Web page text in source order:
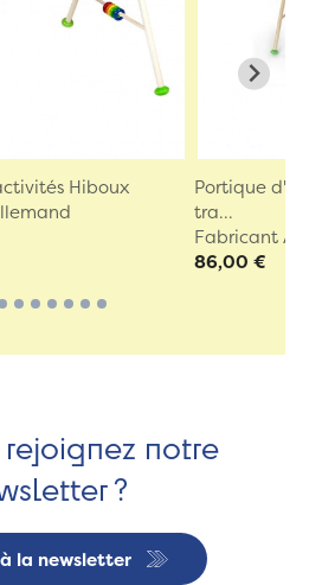
Hiboux
Portique
tra...
Fabricant
86,00 €
rejoignez notre
?
la newsletter